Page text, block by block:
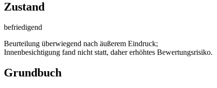
Zustand
befriedigend
Beurteilung überwiegend nach äußerem Eindruck;
Innenbesichtigung fand nicht statt, daher erhöhtes Bewertungsrisiko.
Grundbuch